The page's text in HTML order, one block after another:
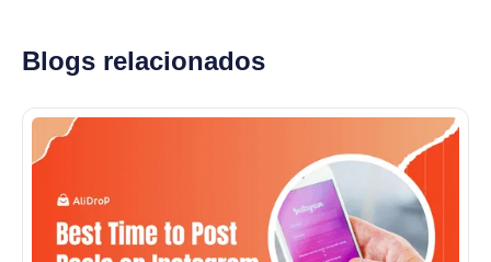
Blogs relacionados